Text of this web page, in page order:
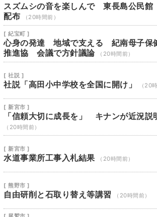
スズムシの音を楽しんで 東長島公民
配布
（20時間前）
[ 紀宝町 ]
心身の発達 地域で支える 紀南母子保
推進協 会議で方針議論
（20時間前）
[ 社説 ]
社説「高田小中学校を全国に開け」 （20
[ 新宮市 ]
「信頼大切に成長を」 キナンが近況説
（20時間前）
[ 新宮市 ]
水道事業所工事入札結果 （20時間前）
[ 熊野市 ]
自由研削と石取り替え等講習 （20時間前）